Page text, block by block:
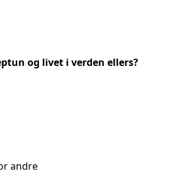
og livet i verden ellers?
andre